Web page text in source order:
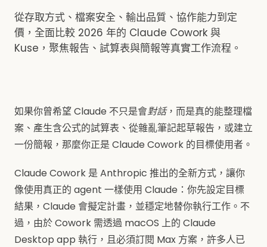
從存取方式、檔案安全、輸出品質、協作能力到定
價，全面比較 2026 年的 Claude Cowork 與
Kuse，聚焦報告、試算表與簡報等真實工作流程。
如果你曾希望 Claude 不只是會對話，而是真的能整理檔
案、產生含公式的試算表、從雜亂筆記起草報告，或建立
一份簡報，那麼你正是 Claude Cowork 的目標使用者。
Claude Cowork 是 Anthropic 推出的全新方式，讓你
像使用真正的 agent 一樣使用 Claude：你先設定目標
結果，Claude 會擬定計畫，並穩定地替你執行工作。不
過，由於 Cowork 需透過 macOS 上的 Claude
Desktop app 執行，且必須訂閱 Max 方案，許多人已